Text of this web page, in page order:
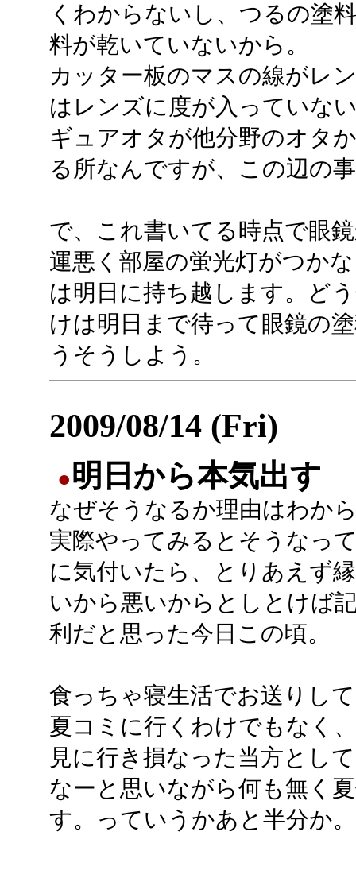
くわからないし、つるの塗
料が乾いていないから。
カッター板のマスの線がレ
はレンズに度が入っていな
ギュアオタが他分野のオタ
る所なんですが、この辺の
で、これ書いてる時点で眼
運悪く部屋の蛍光灯がつか
は明日に持ち越します。ど
けは明日まで待って眼鏡の
うそうしよう。
2009/08/14 (Fri)
●明日から本気出す
なぜそうなるか理由はわか
実際やってみるとそうなっ
に気付いたら、とりあえず
いから悪いからとしとけば
利だと思った今日この頃。
食っちゃ寝生活でお送りし
夏コミに行くわけでもなく
見に行き損なった当方とし
なーと思いながら何も無く
す。っていうかあと半分か。